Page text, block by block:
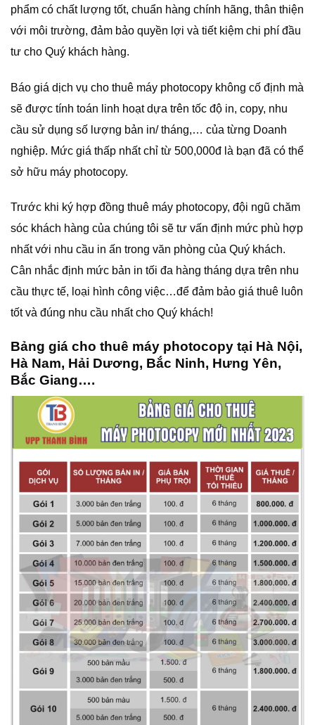
phẩm có chất lượng tốt, chuẩn hàng chính hãng, thân thiện
với môi trường, đảm bảo quyền lợi và tiết kiệm chi phí đầu
tư cho Quý khách hàng.
Báo giá dịch vụ cho thuê máy photocopy không cố định mà
sẽ được tính toán linh hoạt dựa trên tốc độ in, copy, nhu
cầu sử dụng số lượng bản in/ tháng,… của từng Doanh
nghiệp. Mức giá thấp nhất chỉ từ 500,000đ là bạn đã có thể
sở hữu máy photocopy.
Trước khi ký hợp đồng thuê máy photocopy, đội ngũ chăm
sóc khách hàng của chúng tôi sẽ tư vấn định mức phù hợp
nhất với nhu cầu in ấn trong văn phòng của Quý khách.
Cân nhắc định mức bản in tối đa hàng tháng dựa trên nhu
cầu thực tế, loại hình công việc…để đảm bảo giá thuê luôn
tốt và đúng nhu cầu nhất cho Quý khách!
Bảng giá cho thuê máy photocopy tại Hà Nội,
Hà Nam, Hải Dương, Bắc Ninh, Hưng Yên,
Bắc Giang….